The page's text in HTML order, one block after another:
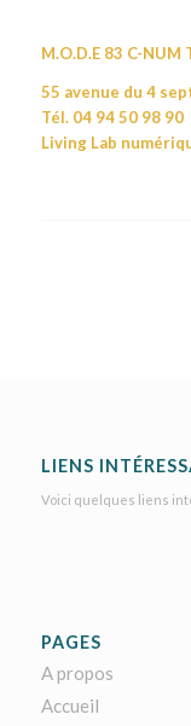
M.O.D.E 83 C-NUM
55 avenue du 4
Tél. 04 94 50 98 90
Living Lab
LIENS
Voici quelques liens
PAGES
A propos
Accueil